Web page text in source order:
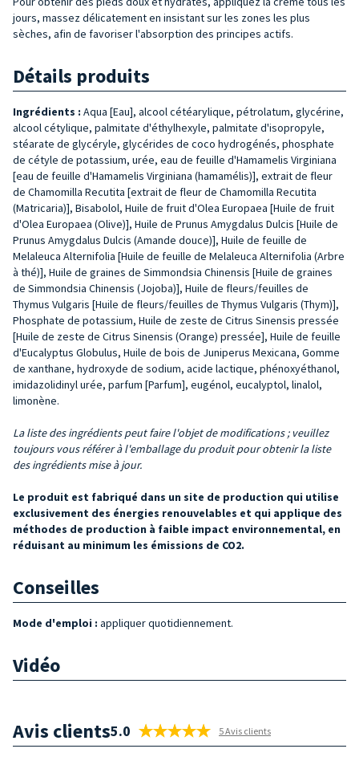
jours, massez délicatement en insistant sur les zones les plus
sèches, afin de favoriser l'absorption des principes actifs.
Détails produits
Ingrédients : Aqua [Eau], alcool cétéarylique, pétrolatum, glycérine,
alcool cétylique, palmitate d'éthylhexyle, palmitate d'isopropyle,
stéarate de glycéryle, glycérides de coco hydrogénés, phosphate
de cétyle de potassium, urée, eau de feuille d'Hamamelis Virginiana
[eau de feuille d'Hamamelis Virginiana (hamamélis)], extrait de fleur
de Chamomilla Recutita [extrait de fleur de Chamomilla Recutita
(Matricaria)], Bisabolol, Huile de fruit d'Olea Europaea [Huile de fruit
d'Olea Europaea (Olive)], Huile de Prunus Amygdalus Dulcis [Huile de
Prunus Amygdalus Dulcis (Amande douce)], Huile de feuille de
Melaleuca Alternifolia [Huile de feuille de Melaleuca Alternifolia (Arbre
à thé)], Huile de graines de Simmondsia Chinensis [Huile de graines
de Simmondsia Chinensis (Jojoba)], Huile de fleurs/feuilles de
Thymus Vulgaris [Huile de fleurs/feuilles de Thymus Vulgaris (Thym)],
Phosphate de potassium, Huile de zeste de Citrus Sinensis pressée
[Huile de zeste de Citrus Sinensis (Orange) pressée], Huile de feuille
d'Eucalyptus Globulus, Huile de bois de Juniperus Mexicana, Gomme
de xanthane, hydroxyde de sodium, acide lactique, phénoxyéthanol,
imidazolidinyl urée, parfum [Parfum], eugénol, eucalyptol, linalol,
limonène.
La liste des ingrédients peut faire l'objet de modifications ; veuillez
toujours vous référer à l'emballage du produit pour obtenir la liste
des ingrédients mise à jour.
Le produit est fabriqué dans un site de production qui utilise
exclusivement des énergies renouvelables et qui applique des
méthodes de production à faible impact environnemental, en
réduisant au minimum les émissions de CO2.
Conseilles
Mode d'emploi : appliquer quotidiennement.
Vidéo
Avis clients5.0 5 Avis clients